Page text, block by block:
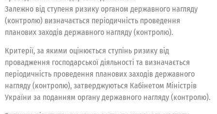
Залежно від ступеня ризику органом державного нагляду
(контролю) визначається періодичність проведення
планових заходів державного нагляду (контролю).
Критерії, за якими оцінюється ступінь ризику від
провадження господарської діяльності та визначається
періодичність проведення планових заходів державного
нагляду (контролю), затверджуються Кабінетом Міністрів
України за поданням органу державного нагляду (контролю).